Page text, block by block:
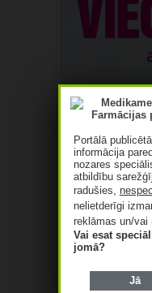
Portālā
informācija
nozares
atbildību
radušies,
nelietderīgi
reklāmas un/vai
Vai esat
jomā?
Jā